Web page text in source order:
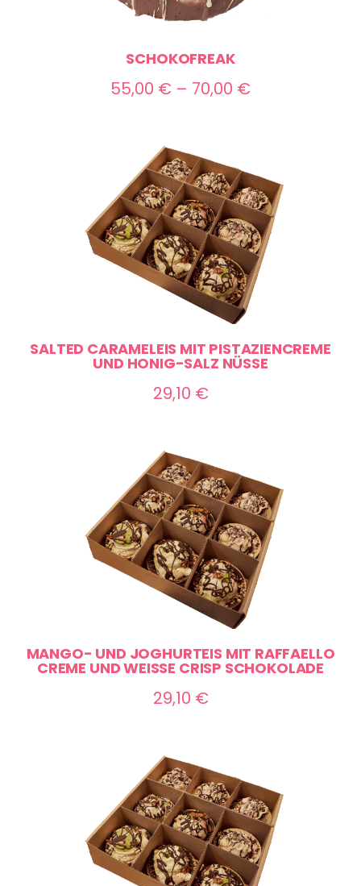
SCHOKOFREAK
55,00 € – 70,00 €Preisspanne:
70,00 €
SALTED CARAMELEIS MIT PISTAZIENCREME
UND HONIG-SALZ NÜSSE
29,10 €
MANGO- UND JOGHURTEIS MIT RAFFAELLO
CREME UND WEISSE CRISP SCHOKOLADE
29,10 €